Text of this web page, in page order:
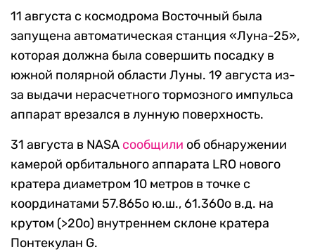
11 августа с космодрома Восточный была
запущена автоматическая станция «Луна-25»,
которая должна была совершить посадку в
южной полярной области Луны. 19 августа из-
за выдачи нерасчетного тормозного импульса
аппарат врезался в лунную поверхность.
31 августа в NASA сообщили об обнаружении
камерой орбитального аппарата LRO нового
кратера диаметром 10 метров в точке с
координатами 57.865о ю.ш., 61.360о в.д. на
крутом (>20о) внутреннем склоне кратера
Понтекулан G.